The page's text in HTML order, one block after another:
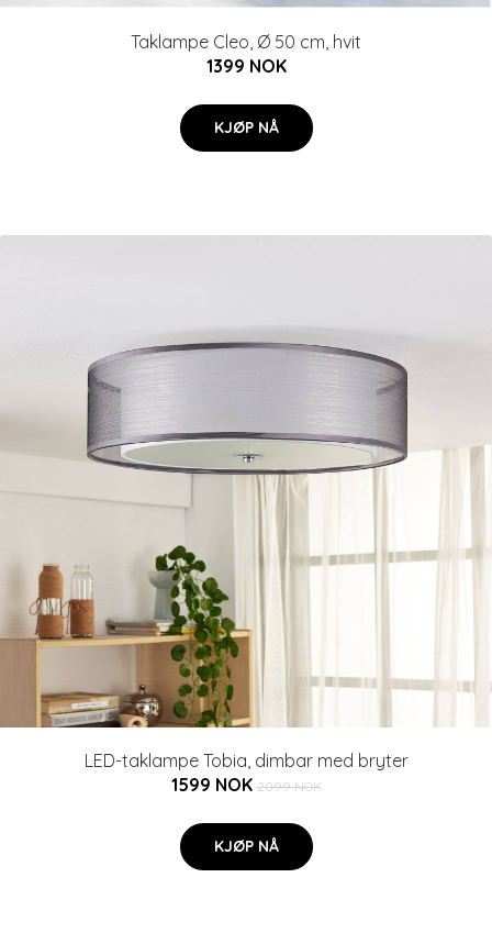
Taklampe Cleo, Ø 50 cm, hvit
1399 NOK
KJØP NÅ
LED-taklampe Tobia, dimbar med bryter
1599 NOK 2099 NOK
KJØP NÅ